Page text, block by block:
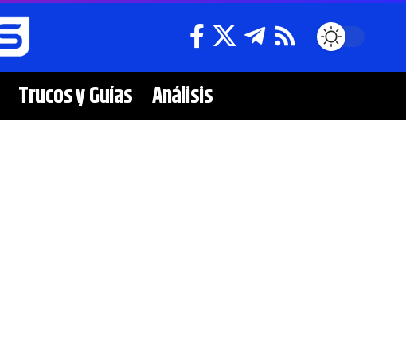
Trucos y Guías Análisis